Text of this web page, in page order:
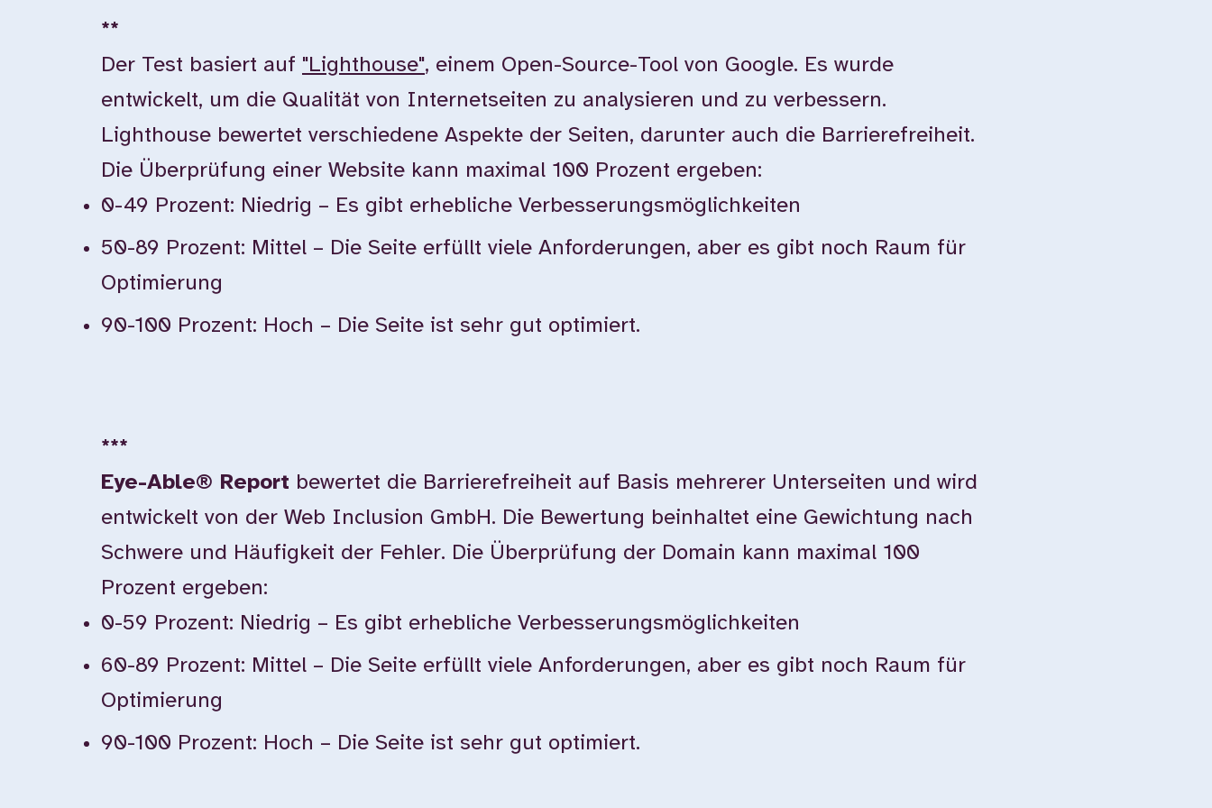
**
Der Test basiert auf "Lighthouse", einem Open-Source-Tool von Google. Es wurde
entwickelt, um die Qualität von Internetseiten zu analysieren und zu verbessern.
Lighthouse bewertet verschiedene Aspekte der Seiten, darunter auch die Barrierefreiheit.
Die Überprüfung einer Website kann maximal 100 Prozent ergeben:
0-49 Prozent: Niedrig – Es gibt erhebliche Verbesserungsmöglichkeiten
50-89 Prozent: Mittel – Die Seite erfüllt viele Anforderungen, aber es gibt noch Raum für
Optimierung
90-100 Prozent: Hoch – Die Seite ist sehr gut optimiert.
***
Eye-Able® Report bewertet die Barrierefreiheit auf Basis mehrerer Unterseiten und wird
entwickelt von der Web Inclusion GmbH. Die Bewertung beinhaltet eine Gewichtung nach
Schwere und Häufigkeit der Fehler. Die Überprüfung der Domain kann maximal 100
Prozent ergeben:
0-59 Prozent: Niedrig – Es gibt erhebliche Verbesserungsmöglichkeiten
60-89 Prozent: Mittel – Die Seite erfüllt viele Anforderungen, aber es gibt noch Raum für
Optimierung
90-100 Prozent: Hoch – Die Seite ist sehr gut optimiert.